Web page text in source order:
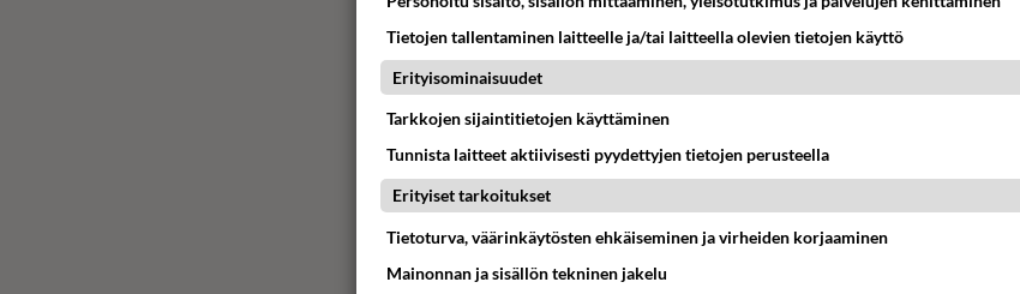
Tietojen tallentaminen laitteelle ja/tai laitteella olevien tietojen käyttö
Erityisominaisuudet
Tarkkojen sijaintitietojen käyttäminen
Tunnista laitteet aktiivisesti pyydettyjen tietojen perusteella
Erityiset tarkoitukset
Tietoturva, väärinkäytösten ehkäiseminen ja virheiden korjaaminen
Mainonnan ja sisällön tekninen jakelu